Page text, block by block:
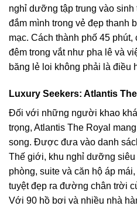
nghỉ dưỡng tập trung vào
đắm mình trong vẻ đẹp thanh
mạc. Cách thành phố 45
đêm trong vắt như pha lê và
băng lẻ loi không phải là điều
Luxury Seekers: Atlantis
Đối với những người khao
trọng, Atlantis The Royal
song. Được đưa vào danh
Thế giới, khu nghỉ dưỡng
phòng, suite và căn hộ áp
tuyệt đẹp ra đường chân trời
Với 90 hồ bơi và nhiều nhà